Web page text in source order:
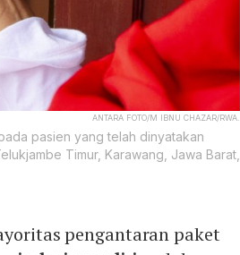
ANTARA FOTO/M IBNU CHAZAR/RWA.
pasien yang telah dinyatakan
Timur, Karawang, Jawa Barat,
pengantaran paket